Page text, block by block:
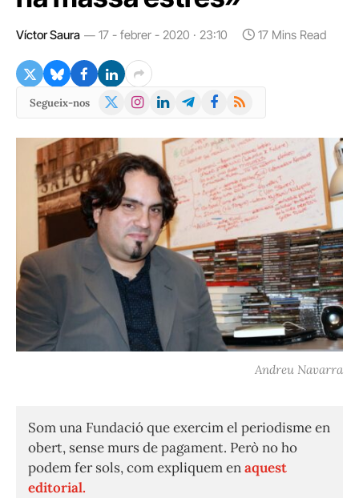
Víctor Saura 17 - febrer - 2020 · 23:10 17 Mins Read
Segueix-nos
X
Instagram
LinkedInTelegramFacebook
RSS
Andreu Navarra
Som una Fundació que exercim el periodisme en
obert, sense murs de pagament. Però no ho
podem fer sols, com expliquem enaquest
editorial.